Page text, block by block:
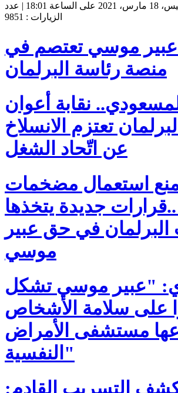
زووم تونيزيا | الخميس، 18 مارس، 2021 على الساعة 18:01 | عدد
الزيارات : 9851
موسي تعتصم في
منصة رئاسة البرلمان
نقابة أعوان
تعتزم الانسلاخ
عن اتّحاد الشغل
منع استعمال مضخمات
جديدة يتخذها
في حق عبير
موسي
"عبير موسي تشكل
على سلامة الأشخاص
مستشفى الأمراض
النفسية"
التسريب القادم: